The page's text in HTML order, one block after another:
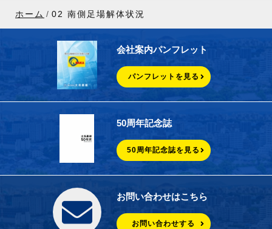
ホーム 02 南側足場解体状況
会社案内パンフレット
パンフレットを見る
50周年記念誌
50周年記念誌を見る
お問い合わせはこちら
お問い合わせする